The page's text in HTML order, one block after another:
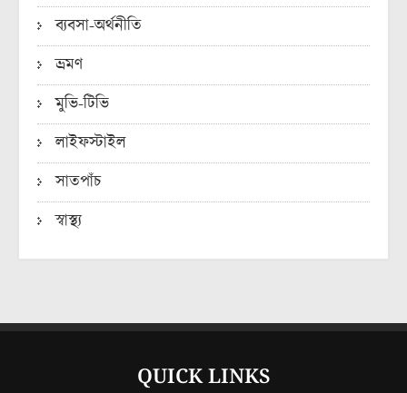
ব্যবসা-অর্থনীতি
ভ্রমণ
মুভি-টিভি
লাইফস্টাইল
সাতপাঁচ
স্বাস্থ্য
QUICK LINKS